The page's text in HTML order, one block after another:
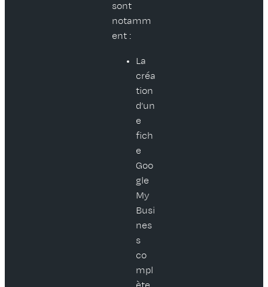
sont
notamm
ent :
La
créa
tion
d’un
e
fich
e
Goo
gle
My
Busi
nes
s
co
mpl
ète